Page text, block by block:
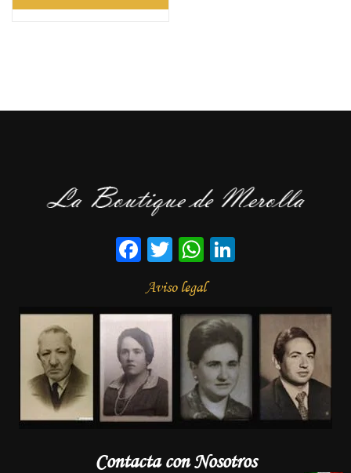
Facebook
TwitterWhatsApp
Aviso legal
Contacta con Nosotros